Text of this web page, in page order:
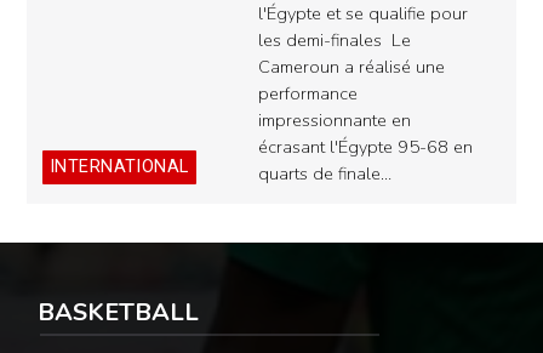
INTERNATIONAL
l'Égypte et se qualifie pour
les demi-finales Le
Cameroun a réalisé une
performance
impressionnante en
écrasant l'Égypte 95-68 en
quarts de finale…
BASKETBALL